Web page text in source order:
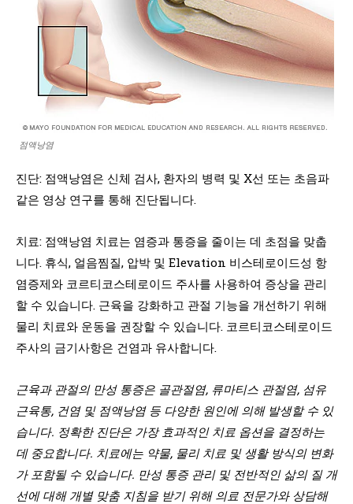
점액낭염
진단: 점액낭염은 신체 검사, 환자의 병력 및 X선 또는 초음파
같은 영상 연구를 통해 진단됩니다.
치료: 점액낭염 치료는 염증과 통증을 줄이는 데 초점을 맞춥
니다. 휴식, 얼음찜질, 압박 및 Elevation 비스테로이드성 항
염증제와 코르티코스테로이드 주사를 사용하여 증상을 관리
할 수 있습니다. 근육을 강화하고 관절 기능을 개선하기 위해
물리 치료와 운동을 권장할 수 있습니다. 코르티코스테로이드
주사의 금기사항은 건염과 유사합니다.
근육과 관절의 만성 통증은 골관절염, 류마티스 관절염, 섬유
근육통, 건염 및 점액낭염 등 다양한 원인에 의해 발생할 수 있
습니다. 정확한 진단은 가장 효과적인 치료 옵션을 결정하는
데 중요합니다. 치료에는 약물, 물리 치료 및 생활 방식의 변화
가 포함될 수 있습니다. 만성 통증 관리 및 전반적인 삶의 질 개
선에 대해 개별 맞춤 지침을 받기 위해 의료 전문가와 상담해